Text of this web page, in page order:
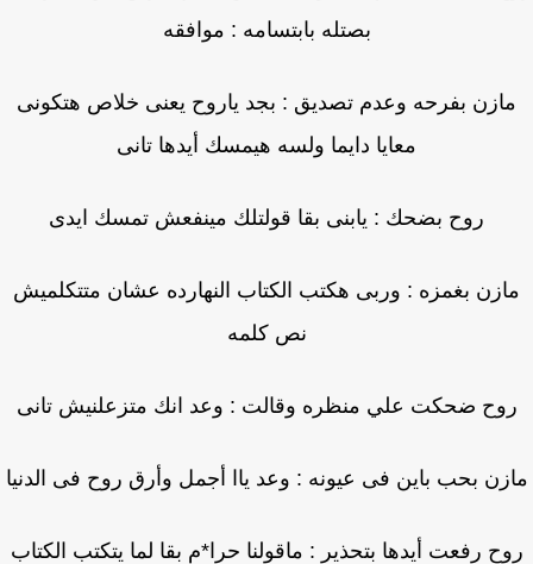
بصتله بابتسامه : موافقه
بفرحه وعدم تصديق : بجد ياروح يعنى خلاص هتكونى
معايا دايما ولسه هيمسك أيدها تانى
روح بضحك : يابنى بقا قولتلك مينفعش تمسك ايدى
بغمزه : وربى هكتب الكتاب النهارده عشان متتكلميش
نص كلمه
ضحكت علي منظره وقالت : وعد انك متزعلنيش تانى
بحب باين فى عيونه : وعد ياا أجمل وأرق روح فى الدنيا
رفعت أيدها بتحذير : ماقولنا حرا*م بقا لما يتكتب الكتاب